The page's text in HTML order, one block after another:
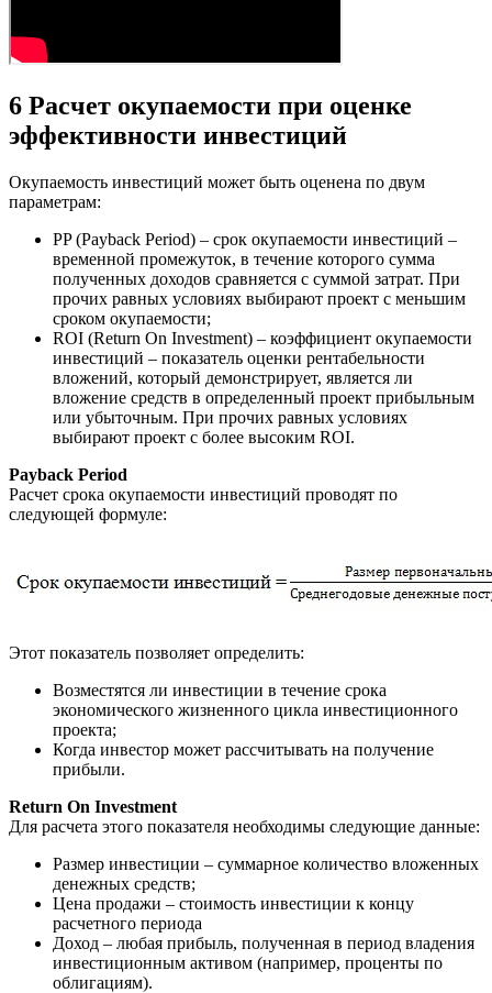
6 Расчет окупаемости при оценке
эффективности инвестиций
Окупаемость инвестиций может быть оценена по двум
параметрам:
PP (Payback Period) – срок окупаемости инвестиций –
временной промежуток, в течение которого сумма
полученных доходов сравняется с суммой затрат. При
прочих равных условиях выбирают проект с меньшим
сроком окупаемости;
ROI (Return On Investment) – коэффициент окупаемости
инвестиций – показатель оценки рентабельности
вложений, который демонстрирует, является ли
вложение средств в определенный проект прибыльным
или убыточным. При прочих равных условиях
выбирают проект с более высоким ROI.
Payback Period
Расчет срока окупаемости инвестиций проводят по
следующей формуле:
Этот показатель позволяет определить:
Возместятся ли инвестиции в течение срока
экономического жизненного цикла инвестиционного
проекта;
Когда инвестор может рассчитывать на получение
прибыли.
Return On Investment
Для расчета этого показателя необходимы следующие данные:
Размер инвестиции – суммарное количество вложенных
денежных средств;
Цена продажи – стоимость инвестиции к концу
расчетного периода
Доход – любая прибыль, полученная в период владения
инвестиционным активом (например, проценты по
облигациям).